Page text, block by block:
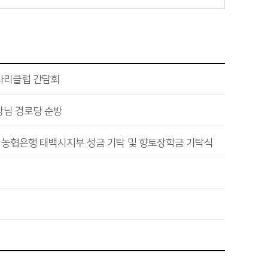
리클럽 간담회
님 경로당 순방
협은행 태백시지부 성금 기탁 및 향토장학금 기탁식